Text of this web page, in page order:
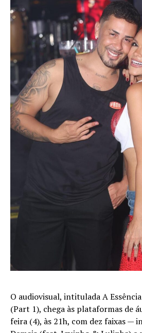
O audiovisual, intitulada A
(Part 1), chega às plataformas de
feira (4), às 21h, com dez faixas —